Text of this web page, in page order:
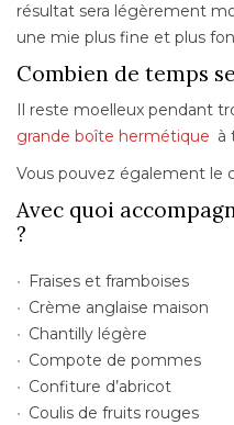
résultat sera légèrement
une mie plus fine et plus
Combien de temps
Il reste moelleux pendant
grande boîte hermétique à
Vous pouvez également le
Avec quoi
?
Fraises et framboises
Crème anglaise maison
Chantilly légère
Compote de pommes
Confiture d’abricot
Coulis de fruits rouges